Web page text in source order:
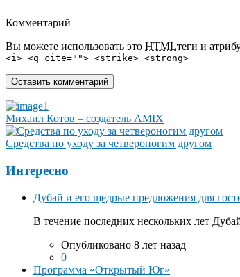
Комментарий
Вы можете использовать это HTMLтеги и
<i> <q cite=""> <strike> <strong>
Михаил Котов – создатель AMIX
Средства по уходу за четвероногим другом
Интересно
Дубай и его щедрые предложения для
В течение последних нескольких лет
Опубликовано 8 лет назад
0
Программа «Открытый Юг»